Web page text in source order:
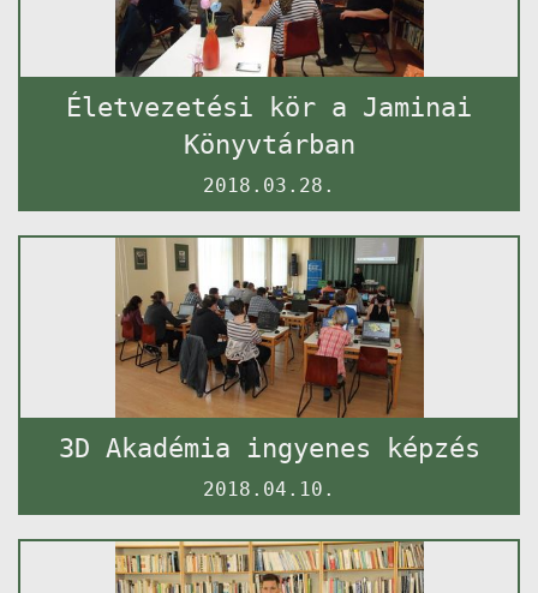
Életvezetési kör a Jaminai
Könyvtárban
2018.03.28.
3D Akadémia ingyenes képzés
2018.04.10.